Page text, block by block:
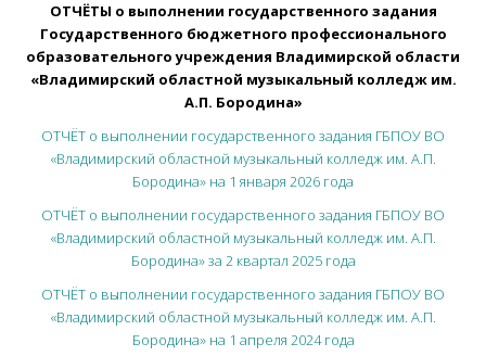
ОТЧЁТЫ о выполнении государственного задания
Государственного бюджетного профессионального
образовательного учреждения Владимирской области
«Владимирский областной музыкальный колледж им.
А.П. Бородина»
ОТЧЁТ о выполнении государственного задания ГБПОУ ВО
«Владимирский областной музыкальный колледж им. А.П.
Бородина» на 1 января 2026 года
ОТЧЁТ о выполнении государственного задания ГБПОУ ВО
«Владимирский областной музыкальный колледж им. А.П.
Бородина» за 2 квартал 2025 года
ОТЧЁТ о выполнении государственного задания ГБПОУ ВО
«Владимирский областной музыкальный колледж им. А.П.
Бородина» на 1 апреля 2024 года